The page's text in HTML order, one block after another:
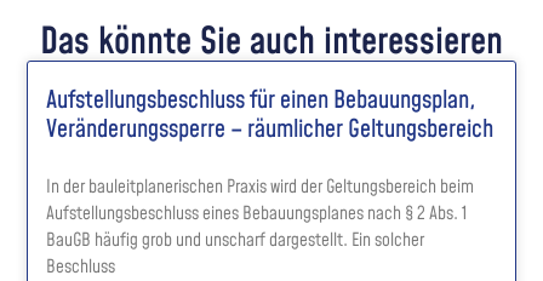
Das könnte Sie auch interessieren
Aufstellungsbeschluss für einen Bebauungsplan,
Veränderungssperre – räumlicher Geltungsbereich
In der bauleitplanerischen Praxis wird der Geltungsbereich beim
Aufstellungsbeschluss eines Bebauungsplanes nach § 2 Abs. 1
BauGB häufig grob und unscharf dargestellt. Ein solcher
Beschluss